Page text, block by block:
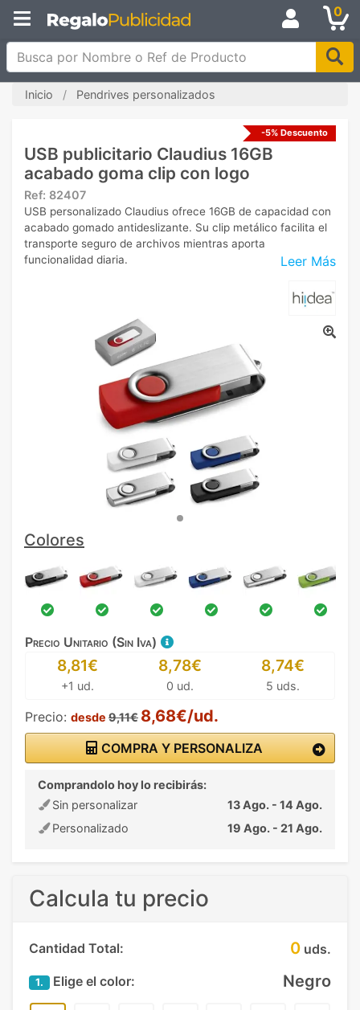
0
Busca por Nombre o Ref de Producto
Inicio Pendrives personalizados
-5% Descuento
USB publicitario Claudius 16GB
acabado goma clip con logo
Ref: 82407
Leer Más
USB personalizado Claudius ofrece 16GB de capacidad con
acabado gomado antideslizante. Su clip metálico facilita el
transporte seguro de archivos mientras aporta
funcionalidad diaria.
Colores
Precio Unitario (Sin Iva)
8,81€
+1 ud.
8,78€
0 ud.
8,74€
5 uds.
Precio: desde 9,11€ 8,68€/ud.
COMPRA Y PERSONALIZA
Comprandolo hoy lo recibirás:
Sin personalizar
13 Ago. - 14 Ago.
Personalizado
19 Ago. - 21 Ago.
Calcula tu precio
Cantidad Total: 0 uds.
1. Elige el color: Negro